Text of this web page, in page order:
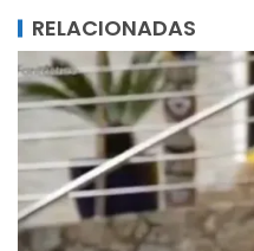
RELACIONADAS